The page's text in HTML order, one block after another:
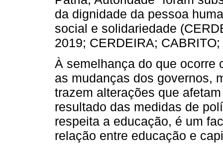
da dignidade da pessoa
social e solidariedade
2019; CERDEIRA;
À semelhança do que ocorre
as mudanças dos governos,
trazem alterações que
resultado das medidas de
respeita a educação, é um
relação entre educação e